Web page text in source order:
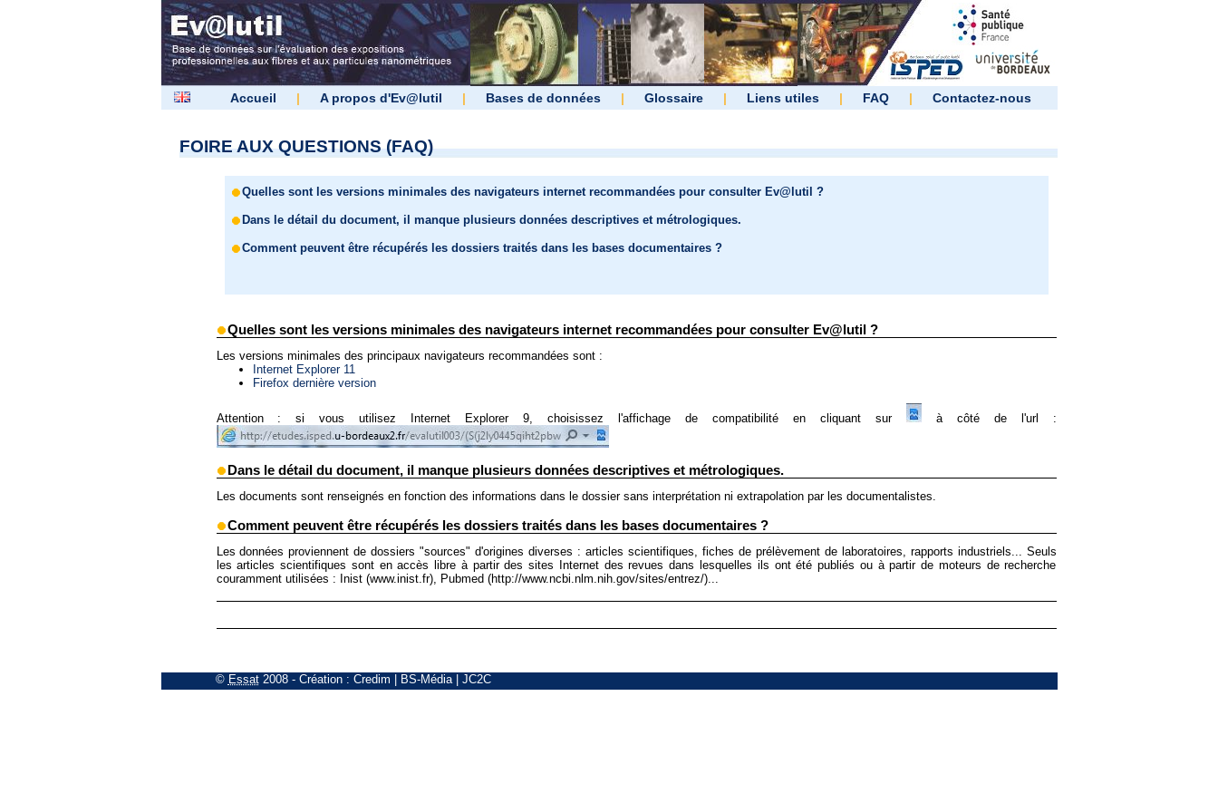
Accueil | A propos d'Ev@lutil | Bases de données | Glossaire | Liens utiles | FAQ | Contactez-nous
FOIRE AUX QUESTIONS (FAQ)
Quelles sont les versions minimales des navigateurs internet recommandées pour consulter Ev@lutil ?
Dans le détail du document, il manque plusieurs données descriptives et métrologiques.
Comment peuvent être récupérés les dossiers traités dans les bases documentaires ?
Quelles sont les versions minimales des navigateurs internet recommandées pour consulter Ev@lutil ?
Les versions minimales des principaux navigateurs recommandées sont :
Internet Explorer 11
Firefox dernière version
Attention : si vous utilisez Internet Explorer 9, choisissez l'affichage de compatibilité en cliquant sur à côté de l'url :
Dans le détail du document, il manque plusieurs données descriptives et métrologiques.
Les documents sont renseignés en fonction des informations dans le dossier sans interprétation ni extrapolation par les documentalistes.
Comment peuvent être récupérés les dossiers traités dans les bases documentaires ?
Les données proviennent de dossiers "sources" d'origines diverses : articles scientifiques, fiches de prélèvement de laboratoires, rapports industriels... Seuls
les articles scientifiques sont en accès libre à partir des sites Internet des revues dans lesquelles ils ont été publiés ou à partir de moteurs de recherche
couramment utilisées : Inist (www.inist.fr), Pubmed (http://www.ncbi.nlm.nih.gov/sites/entrez/)...
© Essat2008 - Création : Credim BS-Média| JC2C